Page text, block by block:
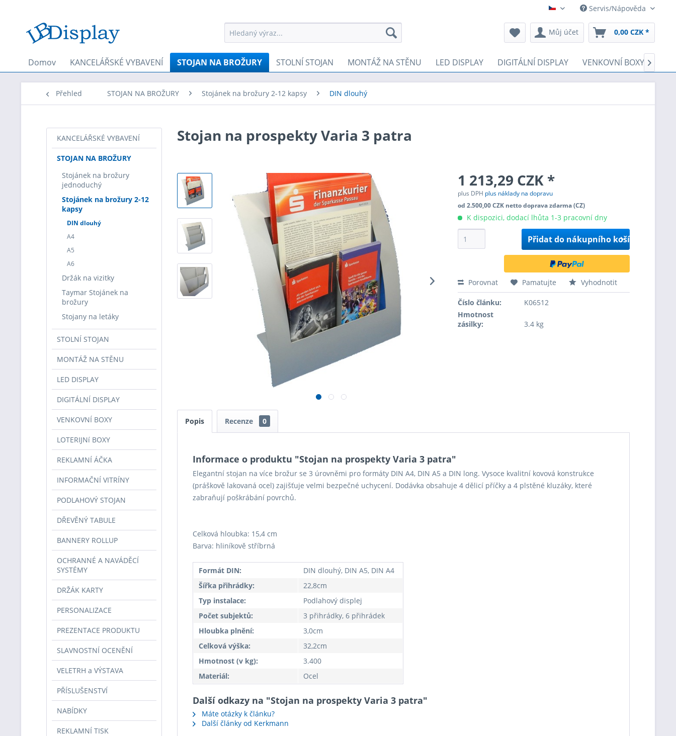
Čeština Servis/Nápověda
Můj účet 0,00 CZK *
Domov KANCELÁŘSKÉ VYBAVENÍ STOJAN NA BROŽURY STOLNÍ STOJAN MONTÁŽ NA STĚNU LED DISPLAY DIGITÁLNÍ DISPLAY VENKOVNÍ BOXY 
Přehled STOJAN NA BROŽURY Stojánek na brožury 2-12 kapsy DIN dlouhý
KANCELÁŘSKÉ VYBAVENÍ
STOJAN NA BROŽURY
Stojánek na brožury
jednoduchý
Stojánek na brožury 2-12
kapsy
DIN dlouhý
A4
A5
A6
Držák na vizitky
Taymar Stojánek na
brožury
Stojany na letáky
STOLNÍ STOJAN
MONTÁŽ NA STĚNU
LED DISPLAY
DIGITÁLNÍ DISPLAY
VENKOVNÍ BOXY
LOTERIJNí BOXY
REKLAMNÍ ÁČKA
INFORMAČNÍ VITRÍNY
PODLAHOVÝ STOJAN
DŘEVĚNÝ TABULE
BANNERY ROLLUP
OCHRANNÉ A NAVÁDĚCÍ
SYSTÉMY
DRŽÁK KARTY
PERSONALIZACE
PREZENTACE PRODUKTU
SLAVNOSTNÍ OCENĚNÍ
VELETRH a VÝSTAVA
PŘÍSLUŠENSTVÍ
NABÍDKY
REKLAMNÍ TISK
Stojan na prospekty Varia 3 patra
1 213,29 CZK *
plus DPH plus náklady na dopravu
od 2.500,00 CZK netto doprava zdarma (CZ)
K dispozici, dodací lhůta 1-3 pracovní dny
Přidat do nákupního košíku
Porovnat Pamatujte Vyhodnotit
Číslo článku:
K06512
Hmotnost
zásilky:
3.4 kg
Popis Recenze 0
Informace o produktu "Stojan na prospekty Varia 3 patra"
Elegantní stojan na více brožur se 3 úrovněmi pro formáty DIN A4, DIN A5 a DIN long. Vysoce kvalitní kovová konstrukce
(práškově lakovaná ocel) zajišťuje velmi bezpečné uchycení. Dodávka obsahuje 4 dělicí příčky a 4 plstěné kluzáky, které
zabraňují poškrábání povrchů.
Celková hloubka: 15,4 cm
Barva: hliníkově stříbrná
Formát DIN:
DIN dlouhý, DIN A5, DIN A4
Šířka přihrádky:
22,8cm
Typ instalace:
Podlahový displej
Počet subjektů:
3 přihrádky, 6 přihrádek
Hloubka plnění:
3,0cm
Celková výška:
32,2cm
Hmotnost (v kg):
3.400
Materiál:
Ocel
Další odkazy na "Stojan na prospekty Varia 3 patra"
Máte otázky k článku?
Další články od Kerkmann